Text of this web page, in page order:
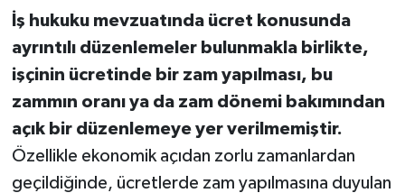
İş hukuku mevzuatında ücret konusunda
ayrıntılı düzenlemeler bulunmakla birlikte,
işçinin ücretinde bir zam yapılması, bu
zammın oranı ya da zam dönemi bakımından
açık bir düzenlemeye yer verilmemiştir.
Özellikle ekonomik açıdan zorlu zamanlardan
geçildiğinde, ücretlerde zam yapılmasına duyulan